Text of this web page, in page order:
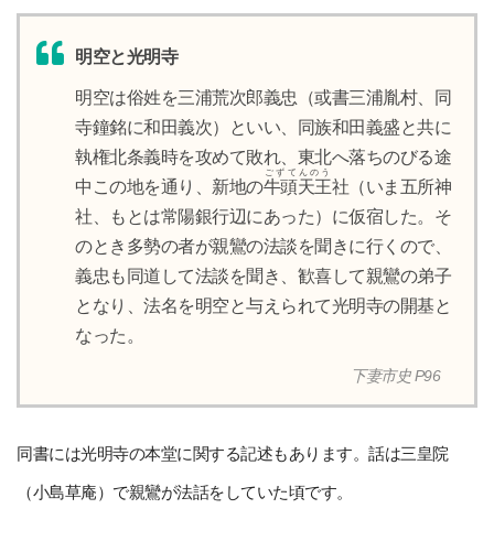
明空と光明寺
明空は俗姓を三浦荒次郎義忠（或書三浦胤村、同
寺鐘銘に和田義次）といい、同族和田義盛と共に
執権北条義時を攻めて敗れ、東北へ落ちのびる途
中この地を通り、新地の牛頭天王
ごずてんのう
社（いま五所神
社、もとは常陽銀行辺にあった）に仮宿した。そ
のとき多勢の者が親鸞の法談を聞きに行くので、
義忠も同道して法談を聞き、歓喜して親鸞の弟子
となり、法名を明空と与えられて光明寺の開基と
なった。
下妻市史 P96
同書には光明寺の本堂に関する記述もあります。話は三皇院
（小島草庵）で親鸞が法話をしていた頃です。